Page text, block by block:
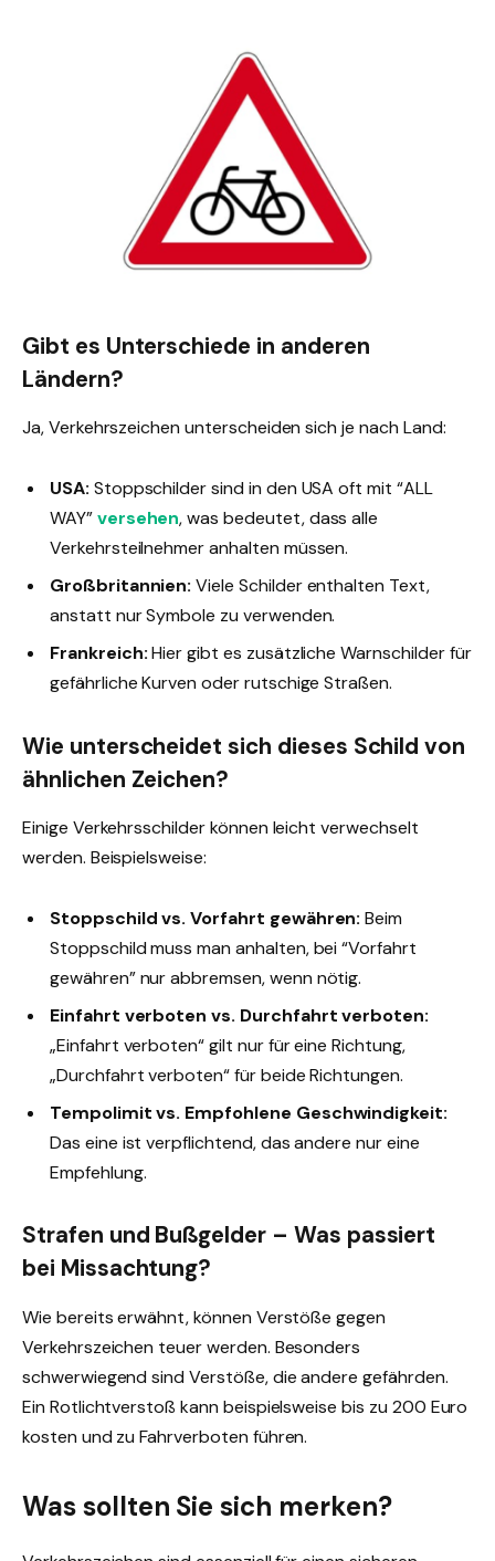
Gibt es Unterschiede in anderen
Ländern?
Ja, Verkehrszeichen unterscheiden sich je nach Land:
USA: Stoppschilder sind in den USA oft mit “ALL
WAY”versehen, was bedeutet, dass alle
Verkehrsteilnehmer anhalten müssen.
Großbritannien: Viele Schilder enthalten Text,
anstatt nur Symbole zu verwenden.
Frankreich:Hier gibt es zusätzliche Warnschilder für
gefährliche Kurven oder rutschige Straßen.
Wie unterscheidet sich dieses Schild von
ähnlichen Zeichen?
Einige Verkehrsschilder können leicht verwechselt
werden. Beispielsweise:
Stoppschild vs. Vorfahrt gewähren: Beim
Stoppschild muss man anhalten, bei “Vorfahrt
gewähren” nur abbremsen, wenn nötig.
Einfahrt verboten vs. Durchfahrt verboten:
„Einfahrt verboten“ gilt nur für eine Richtung,
„Durchfahrt verboten“ für beide Richtungen.
Tempolimit vs. Empfohlene Geschwindigkeit:
Das eine ist verpflichtend, das andere nur eine
Empfehlung.
Strafen und Bußgelder – Was passiert
bei Missachtung?
Wie bereits erwähnt, können Verstöße gegen
Verkehrszeichen teuer werden. Besonders
schwerwiegend sind Verstöße, die andere gefährden.
Ein Rotlichtverstoß kann beispielsweise bis zu 200 Euro
kosten und zu Fahrverboten führen.
Was sollten Sie sich merken?